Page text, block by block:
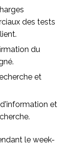
des tests
du
et
et
le week-